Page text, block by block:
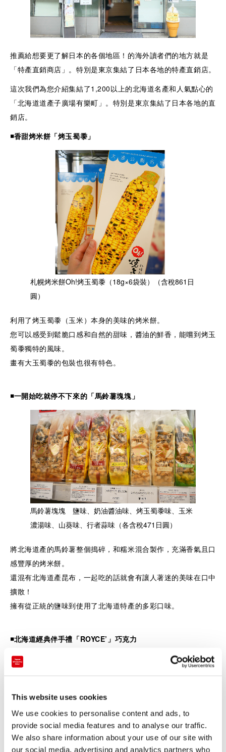
This website uses cookies
We use cookies to personalise content and ads, to
provide social media features and to analyse our traffic.
We also share information about your use of our site with
our social media, advertising and analytics partners who
推薦給想要更了解日本的各個地區！的海外讀者們的地方就是
「特產直銷商店」。特別是東京集結了日本各地的特產直銷店。
這次我們為您介紹集結了1,200以上的北海道名產和人氣點心的
「北海道道產子廣場有樂町」。特別是東京集結了日本各地的直
銷店。
◾️香甜烤米餅「烤玉蜀黍」
札幌烤米餅Oh!烤玉蜀黍（18g×6袋裝）（含稅861日
圓）
利用了烤玉蜀黍（玉米）本身的美味的烤米餅。
您可以感受到鬆脆口感和自然的甜味，醬油的鮮香，能嚐到烤玉
蜀黍獨特的風味。
畫有大玉蜀黍的包裝也很有特色。
◾️一開始吃就停不下來的 「馬鈴薯塊塊」
馬鈴薯塊塊 鹽味、奶油醬油味、烤玉蜀黍味、玉米
濃湯味、山葵味、行者蒜味（各含稅471日圓）
將北海道產的馬鈴薯整個搗碎，和糯米混合製作，充滿香氣且口
感豐厚的烤米餅。
還混有北海道產昆布，一起吃的話就會有讓人著迷的美味在口中
擴散！
擁有從正統的鹽味到使用了北海道特產的多彩口味。
◾️北海道經典伴手禮「ROYCE’」巧克力